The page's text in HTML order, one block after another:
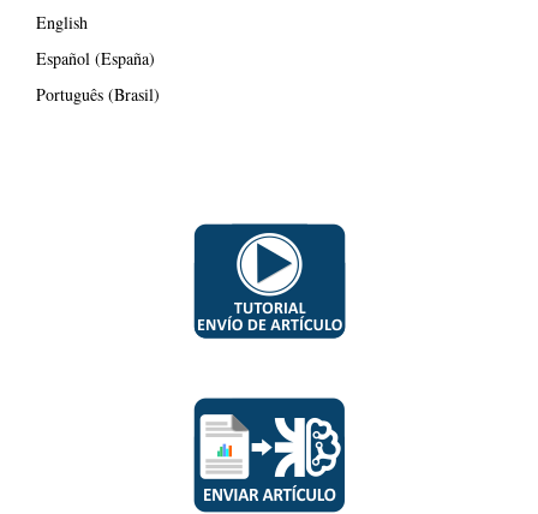
English
Español (España)
Português (Brasil)